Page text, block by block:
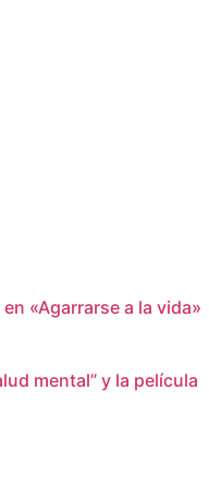
«Agarrarse a la vida»
mental” y la película